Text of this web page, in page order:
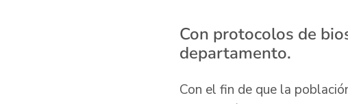
Con protocolos de
departamento.
Con el fin de que la